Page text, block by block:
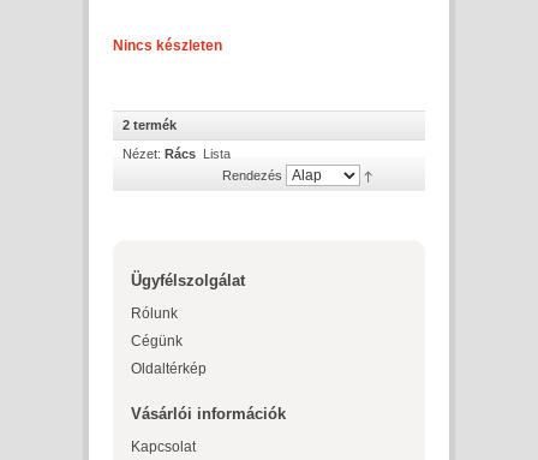
Nincs készleten
2 termék
Nézet: Rács Lista
Rendezés
Ügyfélszolgálat
Rólunk
Cégünk
Oldaltérkép
Vásárlói információk
Kapcsolat